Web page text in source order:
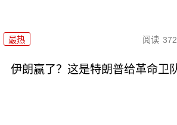
最热 阅读
伊朗赢了？这是特朗普给革命卫